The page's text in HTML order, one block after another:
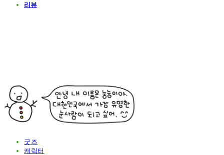
리뷰
굿즈
캐릭터